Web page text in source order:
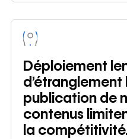
Déploiement
d’étranglement
publication de
contenus
la